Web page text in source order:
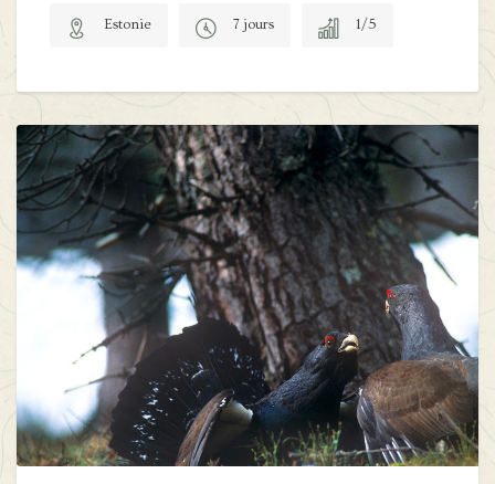
Estonie 7 jours 1/5